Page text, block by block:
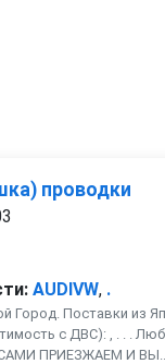
проводки
AUDIVW, .
Город. Поставки из
с ДВС): , . . .
ПРИЕЗЖАЕМ И